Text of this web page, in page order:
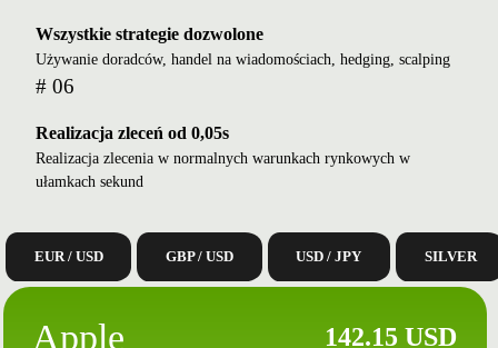
Wszystkie strategie dozwolone
Używanie doradców, handel na wiadomościach, hedging, scalping
# 06
Realizacja zleceń od 0,05s
Realizacja zlecenia w normalnych warunkach rynkowych w
ułamkach sekund
EUR / USD GBP / USD USD / JPY SILVER
Apple 142.15 USD